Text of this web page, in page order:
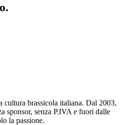
.
cultura brassicola italiana. Dal 2003,
sponsor, senza P.IVA e fuori dalle
la passione.